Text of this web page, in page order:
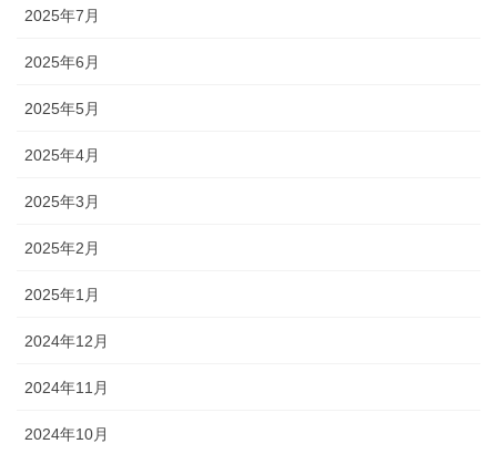
2025年7月
2025年6月
2025年5月
2025年4月
2025年3月
2025年2月
2025年1月
2024年12月
2024年11月
2024年10月